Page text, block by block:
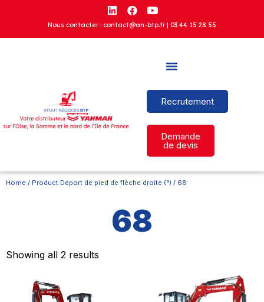
Nous contacter : contact@an-btp.fr | 03 44 15 28 55
Recrutement
Demande
de devis
Home / Product Déport de pied de flèche droite (°) / 68
68
Showing all 2 results